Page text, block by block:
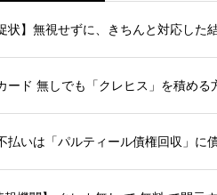
状】無視せずに、きちんと対応した
ード 無しでも「クレヒス」を積める
払いは「パルティール債権回収」に